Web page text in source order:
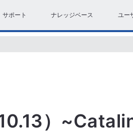
サポート ナレッジベース ユー
）